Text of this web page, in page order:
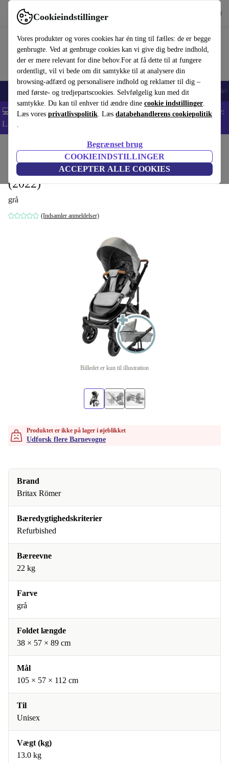
Cookieindstillinger
Vores produkter og vores cookies har én ting til fælles: de er begge
genbrugte. Ved at genbruge cookies kan vi give dig bedre indhold,
der er mere relevant for dine behov.For at få dette til at fungere
ordentligt, vil vi bede om dit samtykke til at analysere din
browsing-adfærd og personalisere indhold og reklamer til dig –
med første- og tredjepartscookies. Selvfølgelig kun med dit
samtykke. Du kan til enhver tid ændre dine cookie indstillinger.
Læs vores privatlivspolitik. Læs databehandlerens cookiepolitik
.
Begrænset brug
COOKIEINDSTILLINGER
ACCEPTER ALLE COOKIES
Brug refurbed hurtigt og nemt
Smartphones Bærbare Tablets Smartwatches Tilbehør
💻 Ekstra 5% rabat på alle MacBooks og bærbare computere - Kode:
LAPTOP5 -
Barnevogne & Klapvogne
Britax suttekrus Smile III barnevogn
(2022)
grå
(Indsamler anmeldelser)
Billedet er kun til illustration
Produktet er ikke på lager i øjeblikket
Udforsk flere Barnevogne
Brand
Britax Römer
Bæredygtighedskriterier
Refurbished
Bæreevne
22 kg
Farve
grå
Foldet længde
38 × 57 × 89 cm
Mål
105 × 57 × 112 cm
Til
Unisex
Vægt (kg)
13.0 kg